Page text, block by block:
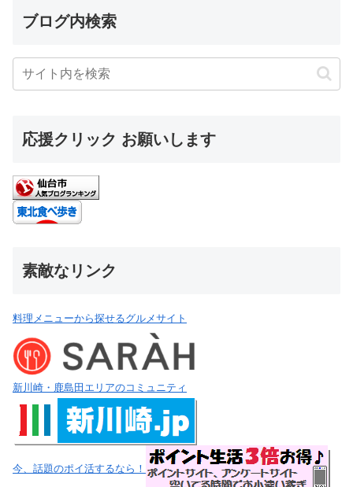
ブログ内検索
応援クリック お願いします
素敵なリンク
料理メニューから探せるグルメサイト
新川崎・鹿島田エリアのコミュニティ
今、話題のポイ活するなら！